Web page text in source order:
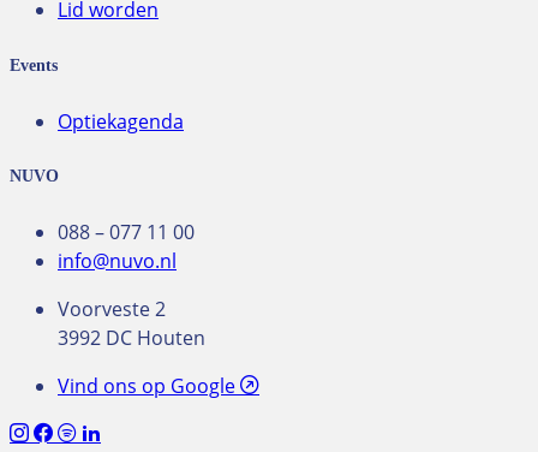
Lid worden
Events
Optiekagenda
NUVO
088 – 077 11 00
info@nuvo.nl
Voorveste 2
3992 DC Houten
Vind ons op Google